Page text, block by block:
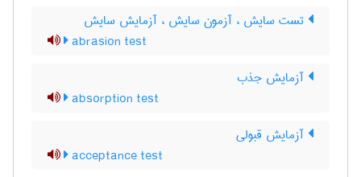
تست سایش ، آزمون سایش ، آزمایش سایش
abrasion test
آزمایش جذب
absorption test
آزمایش قبولی
acceptance test